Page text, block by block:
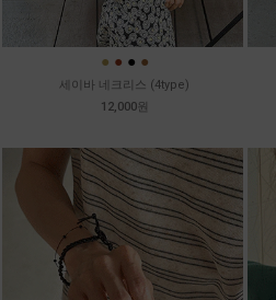
● ● ● ●
세이바 네크리스 (4type)
12,000원